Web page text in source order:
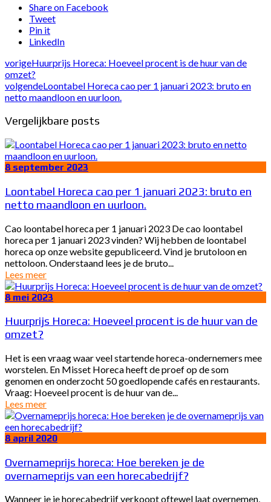
Share on Facebook
Tweet
Pin it
LinkedIn
vorigeHuurprijs Horeca: Hoeveel procent is de huur van de
omzet?
volgendeLoontabel Horeca cao per 1 januari 2023: bruto en
netto maandloon en uurloon.
Vergelijkbare posts
8 september 2023
Loontabel Horeca cao per 1 januari 2023: bruto en
netto maandloon en uurloon.
Cao loontabel horeca per 1 januari 2023 De cao loontabel
horeca per 1 januari 2023 vinden? Wij hebben de loontabel
horeca op onze website gepubliceerd. Vind je brutoloon en
nettoloon. Onderstaand lees je de bruto...
Lees meer
8 mei 2023
Huurprijs Horeca: Hoeveel procent is de huur van de
omzet?
Het is een vraag waar veel startende horeca-ondernemers mee
worstelen. En Misset Horeca heeft de proef op de som
genomen en onderzocht 50 goedlopende cafés en restaurants.
Vraag: Hoeveel procent is de huur van de...
Lees meer
8 april 2020
Overnameprijs horeca: Hoe bereken je de
overnameprijs van een horecabedrijf?
Wanneer je je horecabedrijf verkoopt oftewel laat overnemen,